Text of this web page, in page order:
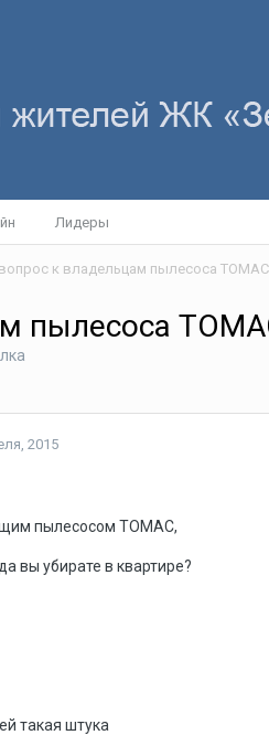
Лидеры
вопрос к владельцам пылесоса ТОМАС
пылесоса
2015
пылесосом ТОМАС,
вы убирате в квартире?
такая штука